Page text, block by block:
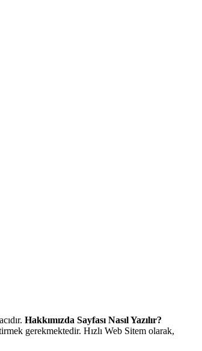
Hakkımızda Sayfası Nasıl Yazılır?
gerekmektedir. Hızlı Web Sitem olarak,